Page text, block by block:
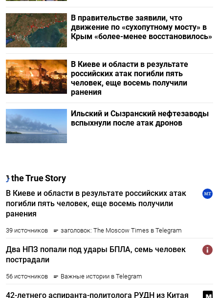
В правительстве заявили, что
движение по «сухопутному мосту» в
Крым «более-менее восстановилось»
В Киеве и области в результате
российских атак погибли пять
человек, еще восемь получили
ранения
Ильский и Сызранский нефтезаводы
вспыхнули после атак дронов